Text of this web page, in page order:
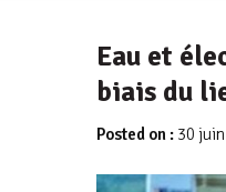
Eau et
biais du
Posted on : 30